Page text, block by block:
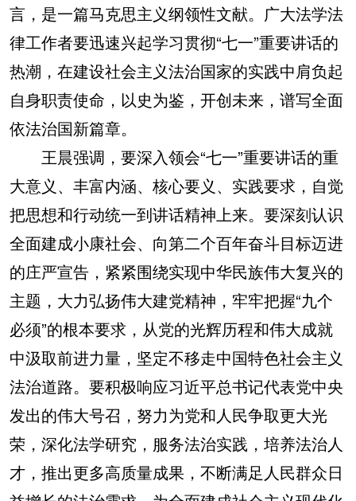
地方频道
北京 天津 河北 山西
辽宁 吉林 上海 江苏
山东 河南 湖北 湖南
广东 广西 海南 重庆
四川 贵州 云南 西藏
陕西 甘肃 青海 宁夏
新疆 内蒙古 黑龙江
多语种频道
English Español Français عربى
Русский язык 日本語 한국어
Deutsch Português
言，是一篇马克思主义纲领性文献。广大法学法
律工作者要迅速兴起学习贯彻“七一”重要讲话的
热潮，在建设社会主义法治国家的实践中肩负起
自身职责使命，以史为鉴，开创未来，谱写全面
依法治国新篇章。
王晨强调，要深入领会“七一”重要讲话的重
大意义、丰富内涵、核心要义、实践要求，自觉
把思想和行动统一到讲话精神上来。要深刻认识
全面建成小康社会、向第二个百年奋斗目标迈进
的庄严宣告，紧紧围绕实现中华民族伟大复兴的
主题，大力弘扬伟大建党精神，牢牢把握“九个
必须”的根本要求，从党的光辉历程和伟大成就
中汲取前进力量，坚定不移走中国特色社会主义
法治道路。要积极响应习近平总书记代表党中央
发出的伟大号召，努力为党和人民争取更大光
荣，深化法学研究，服务法治实践，培养法治人
才，推出更多高质量成果，不断满足人民群众日